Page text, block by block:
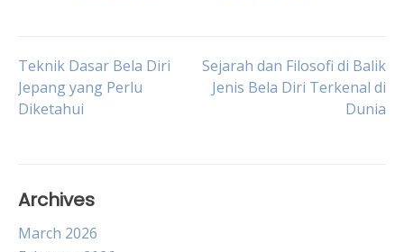
Post
navigation
Teknik Dasar Bela Diri
Jepang yang Perlu
Diketahui
Sejarah dan Filosofi di Balik
Jenis Bela Diri Terkenal di
Dunia
Archives
March 2026